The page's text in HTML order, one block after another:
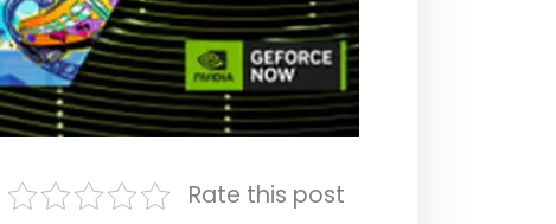
Rate this post